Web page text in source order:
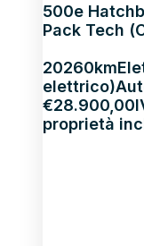
500e
Pack Tech
20260km
elettrico)
€28.900,00
proprietà